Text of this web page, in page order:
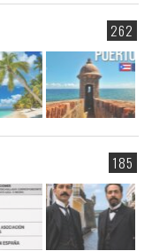
262
185